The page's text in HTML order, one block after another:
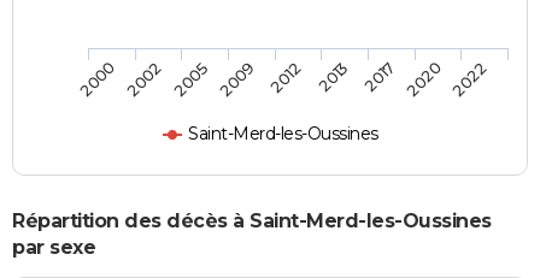
Saint-Merd-les-Oussines
2000 2002 2005 2009 2012 2013 2017 2020 2022
Répartition des décès à Saint-Merd-les-Oussines
par sexe